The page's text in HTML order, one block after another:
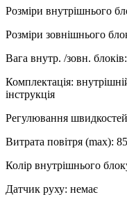
Розміри внутрішнього
Розміри зовнішнього
Вага внутр. /зовн. блоків:
Комплектація:
інструкція
Регулювання
Витрата повітря (max):
Колір внутрішнього
Датчик руху: немає